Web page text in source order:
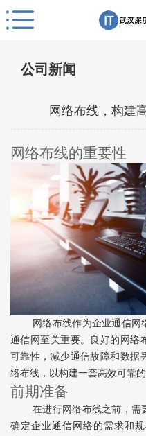
公司新闻
网络布线，构建
网络布线的重要性
网络布线作为企业通信网
通信网至关重要。良好的网络
可靠性，减少通信故障和数据
络布线，以构建一套高效可靠的
前期准备
在进行网络布线之前，需
确定企业通信网络的需求和